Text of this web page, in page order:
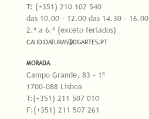
T: (+351) 210 102 540
das 10.00 - 12.00 das 14.30 - 16.00
2.ª a 6.ª (exceto feriados)
CANDIDATURAS@DGARTES.PT
MORADA
Campo Grande, 83 - 1º
1700-088 Lisboa
T:(+351) 211 507 010
F:(+351) 211 507 261